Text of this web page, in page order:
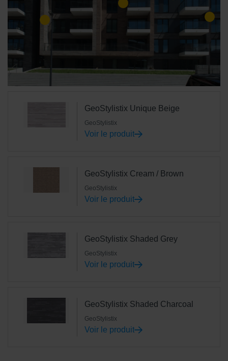
GeoStylistix Unique Beige
GeoStylistix
Voir le produit
GeoStylistix Cream / Brown
GeoStylistix
Voir le produit
GeoStylistix Shaded Grey
GeoStylistix
Voir le produit
GeoStylistix Shaded Charcoal
GeoStylistix
Voir le produit